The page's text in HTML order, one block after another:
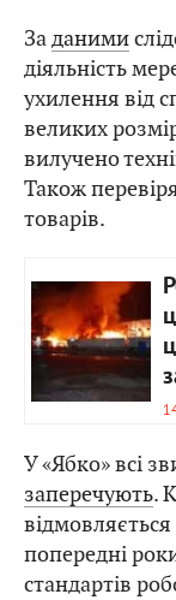
Заданими
діяльність
ухилення від
великих
вилучено
Також
товарів.
У «Ябко» всі
заперечують.
попередні
стандартів